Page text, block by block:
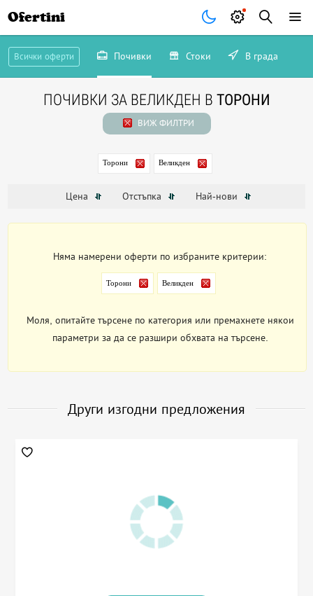
Ofertini
Всички оферти Почивки Стоки В града
ПОЧИВКИ ЗА ВЕЛИКДЕН В ТОРОНИ
ВИЖ ФИЛТРИ
Торони Великден
Цена Отстъпка Най-нови
Няма намерени оферти по избраните критерии:
Торони Великден
Моля, опитайте търсене по категория или премахнете някои
параметри за да се разшири обхвата на търсене.
Други изгодни предложения